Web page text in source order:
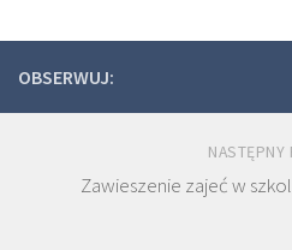
OBSERWUJ:
NASTĘPNY
Zawieszenie zajeć w